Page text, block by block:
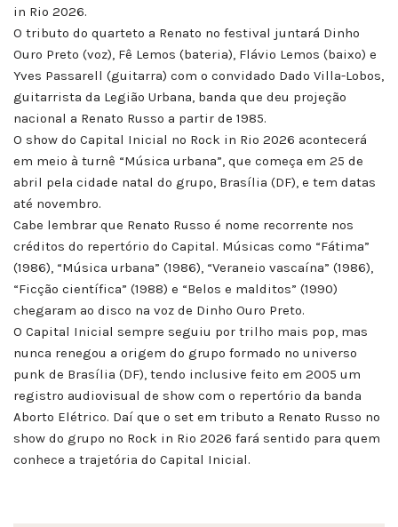
in Rio 2026.
O tributo do quarteto a Renato no festival juntará Dinho
Ouro Preto (voz), Fê Lemos (bateria), Flávio Lemos (baixo) e
Yves Passarell (guitarra) com o convidado Dado Villa-Lobos,
guitarrista da Legião Urbana, banda que deu projeção
nacional a Renato Russo a partir de 1985.
O show do Capital Inicial no Rock in Rio 2026 acontecerá
em meio à turnê “Música urbana”, que começa em 25 de
abril pela cidade natal do grupo, Brasília (DF), e tem datas
até novembro.
Cabe lembrar que Renato Russo é nome recorrente nos
créditos do repertório do Capital. Músicas como “Fátima”
(1986), “Música urbana” (1986), “Veraneio vascaína” (1986),
“Ficção científica” (1988) e “Belos e malditos” (1990)
chegaram ao disco na voz de Dinho Ouro Preto.
O Capital Inicial sempre seguiu por trilho mais pop, mas
nunca renegou a origem do grupo formado no universo
punk de Brasília (DF), tendo inclusive feito em 2005 um
registro audiovisual de show com o repertório da banda
Aborto Elétrico. Daí que o set em tributo a Renato Russo no
show do grupo no Rock in Rio 2026 fará sentido para quem
conhece a trajetória do Capital Inicial.